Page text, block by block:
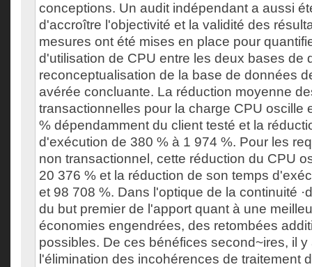
conceptions. Un audit indépendant a aussi
d'accroître l'objectivité et la validité des
mesures ont été mises en place pour
d'utilisation de CPU entre les deux bases de
reconceptualisation de la base de données
avérée concluante. La réduction moyenne
transactionnelles pour la charge CPU oscille
% dépendamment du client testé et la
d'exécution de 380 % à 1 974 %. Pour les
non transactionnel, cette réduction du CPU
20 376 % et la réduction de son temps
et 98 708 %. Dans l'optique de la continuité
du but premier de l'apport quant à une
économies engendrées, des retombées
possibles. De ces bénéfices second~ires, il y
l'élimination des incohérences de traitement